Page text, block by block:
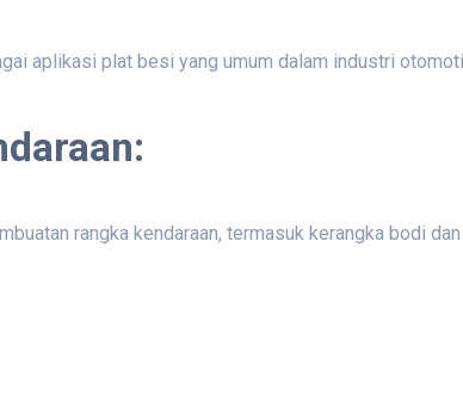
aplikasi plat besi yang umum dalam industri
rangka kendaraan, termasuk kerangka bodi